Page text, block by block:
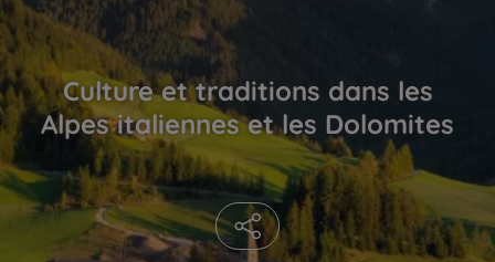
Culture et traditions dans les
Alpes italiennes et les Dolomites